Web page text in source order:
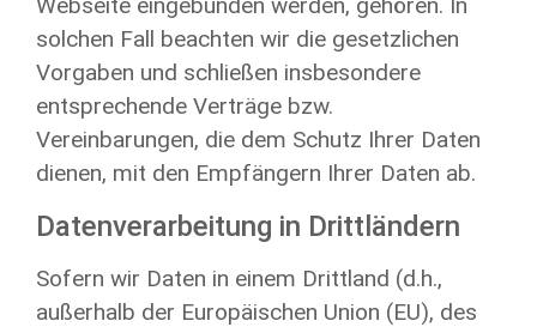
solchen Fall beachten wir die gesetzlichen
Vorgaben und schließen insbesondere
entsprechende Verträge bzw.
Vereinbarungen, die dem Schutz Ihrer Daten
dienen, mit den Empfängern Ihrer Daten ab.
Datenverarbeitung in Drittländern
Sofern wir Daten in einem Drittland (d.h.,
außerhalb der Europäischen Union (EU), des